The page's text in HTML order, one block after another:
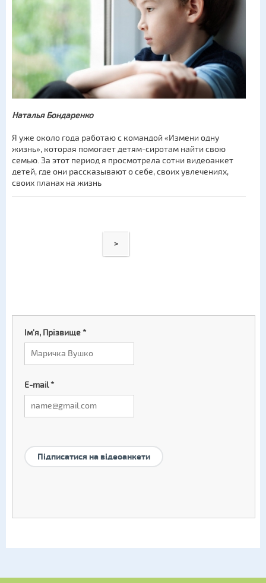
Наталья Бондаренко
Я уже около года работаю с командой «Измени одну
жизнь», которая помогает детям-сиротам найти свою
семью. За этот период я просмотрела сотни видеоанкет
детей, где они рассказывают о себе, своих увлечениях,
своих планах на жизнь
>
Ім'я, Прізвище*
E-mail*
Підписатися на відеоанкети